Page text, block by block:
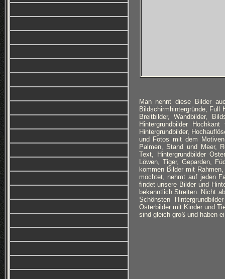
Man nennt diese Bilder
Bildschirmhintergründe, Full
Breitbilder, Wandbilder,
Hintergrundbilder
Hintergrundbilder,
und Fotos mit dem
Palmen, Stand und Meer,
Text, Hintergrundbilder
Löwen, Tiger, Geparden,
kommen Bilder mit
möchtet, nehmt auf jeden
findet unsere Bilder und
bekanntlich Streiten. Nicht
Schönsten
Osterbilder mit Kinder und
sind gleich groß und haben